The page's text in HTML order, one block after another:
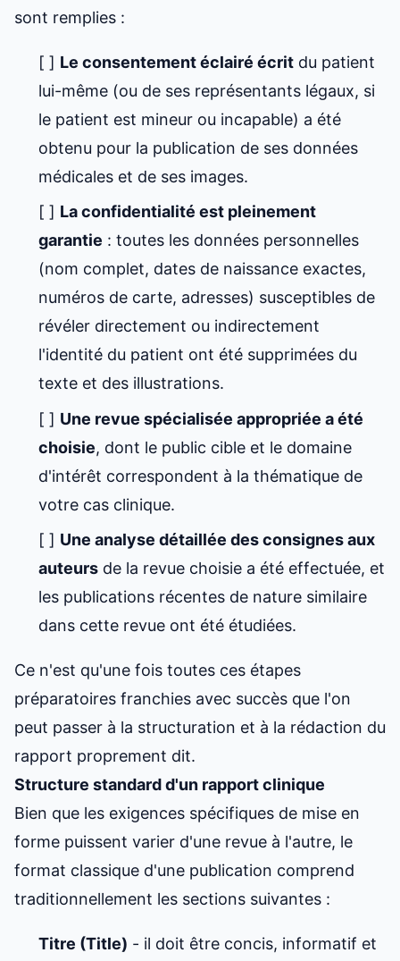
sont remplies :
[ ] Le consentement éclairé écrit du patient
lui-même (ou de ses représentants légaux, si
le patient est mineur ou incapable) a été
obtenu pour la publication de ses données
médicales et de ses images.
[ ] La confidentialité est pleinement
garantie : toutes les données personnelles
(nom complet, dates de naissance exactes,
numéros de carte, adresses) susceptibles de
révéler directement ou indirectement
l'identité du patient ont été supprimées du
texte et des illustrations.
[ ] Une revue spécialisée appropriée a été
choisie, dont le public cible et le domaine
d'intérêt correspondent à la thématique de
votre cas clinique.
[ ] Une analyse détaillée des consignes aux
auteurs de la revue choisie a été effectuée, et
les publications récentes de nature similaire
dans cette revue ont été étudiées.
Ce n'est qu'une fois toutes ces étapes
préparatoires franchies avec succès que l'on
peut passer à la structuration et à la rédaction du
rapport proprement dit.
Structure standard d'un rapport clinique
Bien que les exigences spécifiques de mise en
forme puissent varier d'une revue à l'autre, le
format classique d'une publication comprend
traditionnellement les sections suivantes :
Titre (Title) - il doit être concis, informatif et